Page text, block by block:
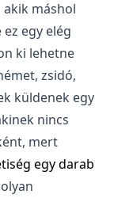
akik máshol
egy elég
ki lehetne
zsidó,
küldenek egy
nincs
mert
egy darab